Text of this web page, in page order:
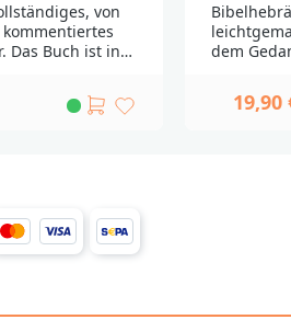
von
Das Buch ist in
jüdischen
einzelnen
Hinzu
dem
nun die
mit dem
19,90